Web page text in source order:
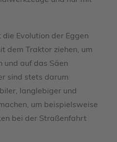
Evolution der Eggen
dem Traktor ziehen, um
und auf das Säen
sind stets darum
langlebiger und
um beispielsweise
bei der Straßenfahrt